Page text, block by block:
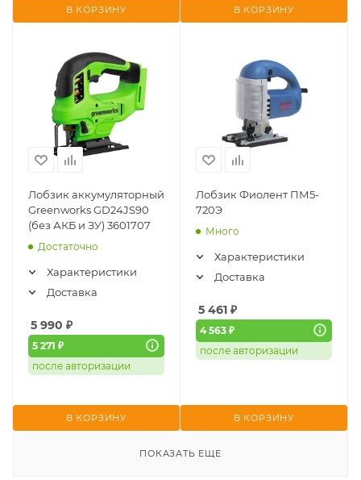
В КОРЗИНУ В КОРЗИНУ
Лобзик аккумуляторный
Greenworks GD24JS90
(без АКБ и ЗУ) 3601707
Достаточно
Характеристики
Доставка
5 990 ₽
5 271 ₽
после авторизации
В КОРЗИНУ
Лобзик Фиолент ПМ5-
720Э
Много
Характеристики
Доставка
5 461 ₽
4 563 ₽
после авторизации
В КОРЗИНУ
ПОКАЗАТЬ ЕЩЕ